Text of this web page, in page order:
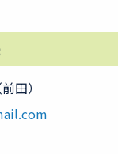
前田）